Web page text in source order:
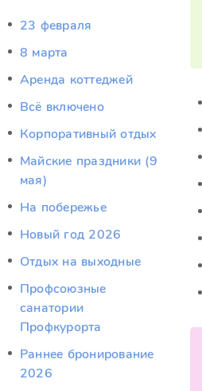
23 февраля
8 марта
Аренда коттеджей
Всё включено
Корпоративный отдых
Майские праздники (9
мая)
На побережье
Новый год 2026
Отдых на выходные
Профсоюзные
санатории
Профкурорта
Раннее бронирование
2026